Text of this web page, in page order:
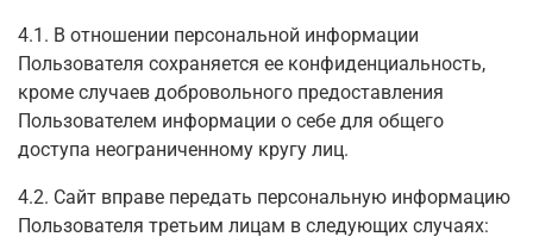
4.1. В отношении персональной информации
Пользователя сохраняется ее конфиденциальность,
кроме случаев добровольного предоставления
Пользователем информации о себе для общего
доступа неограниченному кругу лиц.
4.2. Сайт вправе передать персональную информацию
Пользователя третьим лицам в следующих случаях: